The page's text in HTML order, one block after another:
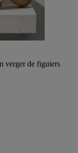
verger de figuiers